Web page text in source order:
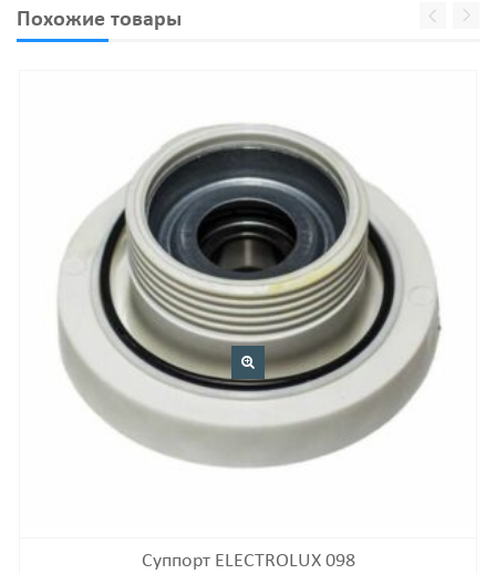
Похожие товары
Суппорт ELECTROLUX 098